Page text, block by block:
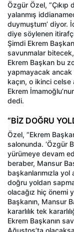
Özgür Özel,
yalanmış
duymuştum’ diyor.
diye söylenen
Şimdi Ekrem
savunmalar
Ekrem Başkan bu
yapmayacak ancak
kaçın, o ikinci celse
Ekrem
dedi.
“BİZ DOĞRU
Özel, “Ekrem
salonunda. ‘Özgür
yürümeye devam
beraber, Mansur
başkanlarımızla
doğru yoldan
olacağız hiç önemi
Başkanın, Mansur
kararlılık tek
Ekrem Başkanın